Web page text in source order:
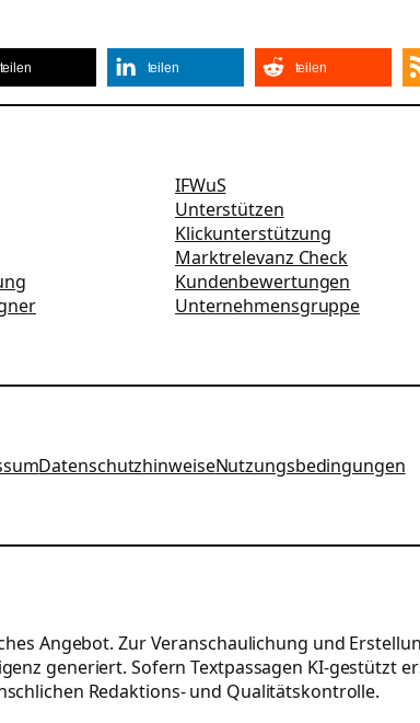
teilen teilen teilen
IFWuS
Unterstützen
Klickunterstützung
Marktrelevanz Check
Kundenbewertungen
Unternehmensgruppe
DatenschutzhinweiseNutzungsbedingungen
Angebot. Zur Veranschaulichung und
generiert. Sofern Textpassagen KI-gestützt
Redaktions- und Qualitätskontrolle.